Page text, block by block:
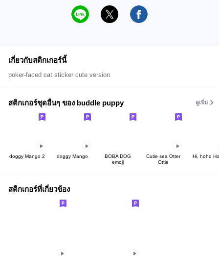
เกี่ยวกับสติกเกอร์นี้
poker-faced cat sticker cute version
สติกเกอร์ชุดอื่นๆ ของ buddle puppy ดูเพิ่ม
doggy Mango 2 doggy Mango
BOBA DOG
emoji
Cutie sea Otter
Ottie
Hi, hoho
สติกเกอร์ที่เกี่ยวข้อง